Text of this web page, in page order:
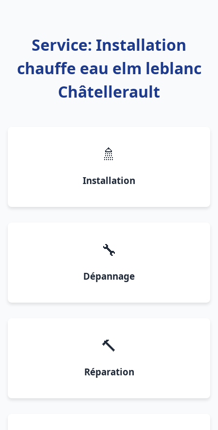
Service: Installation
chauffe eau elm leblanc
Châtellerault
🚿
Installation
🔧
Dépannage
🔨
Réparation